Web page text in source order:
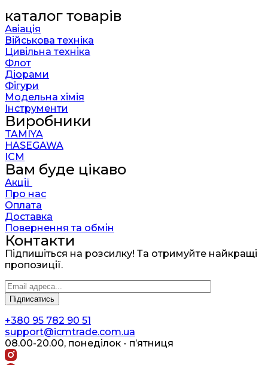
каталог товарів
Авіація
Військова техніка
Цивільна техніка
Флот
Діорами
Фігури
Модельна хімія
Інструменти
Виробники
TAMIYA
HASEGAWA
ICM
Вам буде цікаво
Акції
Про нас
Оплата
Доставка
Повернення та обмін
Контакти
Підпишіться на розсилку! Та отримуйте найкращі
пропозиції.
+380 95 782 90 51
support@icmtrade.com.ua
08.00-20.00, понеділок - п’ятниця